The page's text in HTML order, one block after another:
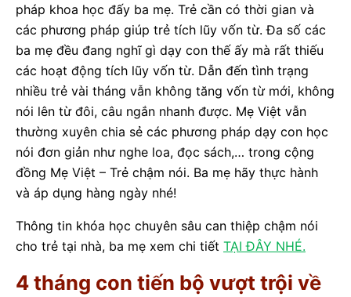
pháp khoa học đấy ba mẹ. Trẻ cần có thời gian và
các phương pháp giúp trẻ tích lũy vốn từ. Đa số các
ba mẹ đều đang nghĩ gì dạy con thế ấy mà rất thiếu
các hoạt động tích lũy vốn từ. Dẫn đến tình trạng
nhiều trẻ vài tháng vẫn không tăng vốn từ mới, không
nói lên từ đôi, câu ngắn nhanh được. Mẹ Việt vẫn
thường xuyên chia sẻ các phương pháp dạy con học
nói đơn giản như nghe loa, đọc sách,… trong cộng
đồng Mẹ Việt – Trẻ chậm nói. Ba mẹ hãy thực hành
và áp dụng hàng ngày nhé!
Thông tin khóa học chuyên sâu can thiệp chậm nói
cho trẻ tại nhà, ba mẹ xem chi tiết TẠI ĐÂY NHÉ.
4 tháng con tiến bộ vượt trội về